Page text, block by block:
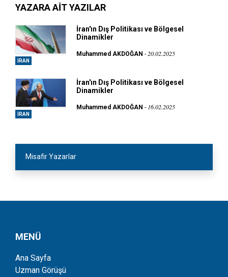
YAZARA AİT YAZILAR
İRAN
İran'ın Dış Politikası ve Bölgesel
Dinamikler
Muhammed AKDOĞAN - 20.02.2025
İRAN
İran'ın Dış Politikası ve Bölgesel
Dinamikler
Muhammed AKDOĞAN - 16.02.2025
Misafir Yazarlar
MENÜ
Ana Sayfa
Uzman Görüşü